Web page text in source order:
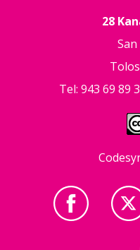
28
Tel: 943 69 89